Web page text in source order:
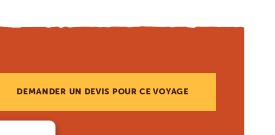
DEMANDER UN DEVIS POUR CE VOYAGE